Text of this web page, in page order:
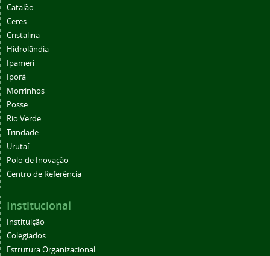
Catalão
Ceres
Cristalina
Hidrolândia
Ipameri
Iporá
Morrinhos
Posse
Rio Verde
Trindade
Urutaí
Polo de Inovação
Centro de Referência
Institucional
Instituição
Colegiados
Estrutura Organizacional